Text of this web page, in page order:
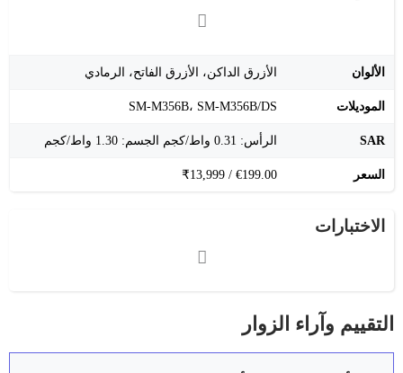
الألوان الأزرق الداكن، الأزرق الفاتح، الرمادي
الموديلات SM-M356B، SM-M356B/DS
SAR الرأس: 0.31 واط/كجم الجسم: 1.30 واط/كجم
السعر €199.00 / ₹13,999
الاختبارات
التقييم وآراء الزوار